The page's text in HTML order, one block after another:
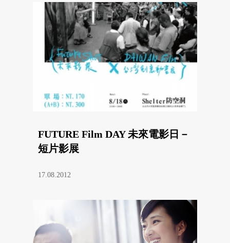
FUTURE Film DAY 未來電影日－
短片影展
17.08.2012